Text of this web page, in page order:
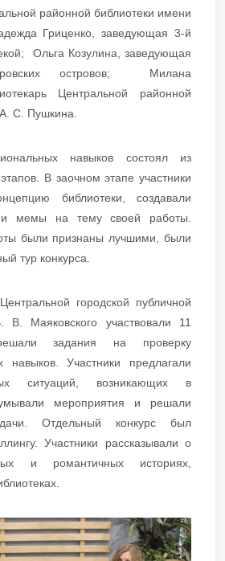
районной библиотеки имени
Гриценко, заведующая 3-й
Ольга Козулина, заведующая
островов; Милана
Центральной районной
С. Пушкина.
навыков состоял из
В заочном этапе участники
библиотеки, создавали
и мемы на тему своей работы.
были признаны лучшими, были
тур конкурса.
городской публичной
В. Маяковского участвовали 11
задания на проверку
навыков. Участники предлагали
ситуаций, возникающих в
мероприятия и решали
Отдельный конкурс был
Участники рассказывали о
и романтичных историях,